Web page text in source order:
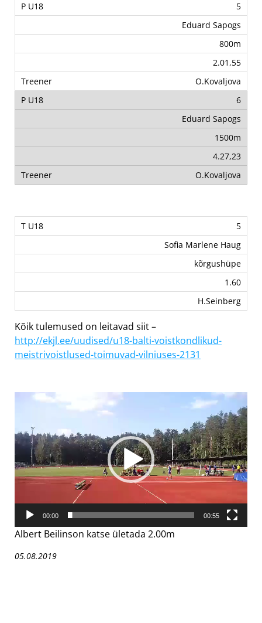
5
Eduard Sapogs
800m
2.01,55
O.Kovaljova
6
Eduard Sapogs
1500m
4.27,23
O.Kovaljova
5
Sofia Marlene Haug
kõrgushüpe
1.60
H.Seinberg
Kõik tulemused on leitavad siit –
http://ekjl.ee/uudised/u18-balti-voistkondlikud-
meistrivoistlused-toimuvad-vilniuses-2131
Videoesitaja
00:00 00:55
Albert Beilinson katse ületada 2.00m
05.08.2019